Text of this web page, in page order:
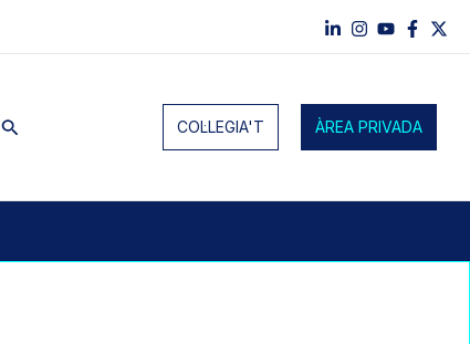
Cerca COL·LEGIA'T ÀREA PRIVADA